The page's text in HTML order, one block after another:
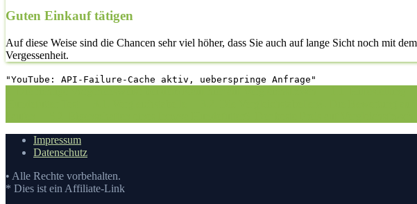
Guten Einkauf tätigen
Auf diese Weise sind die Chancen sehr viel höher, dass Sie auch auf lange Sicht noch mit
Vergessenheit.
"YouTube: API-Failure-Cache aktiv, ueberspringe Anfrage"
Impressum
Datenschutz
• Alle Rechte vorbehalten.
* Dies ist ein Affiliate-Link